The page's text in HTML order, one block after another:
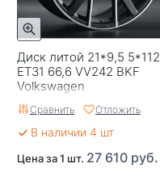
Диск литой 21*9,5 5*112
ET31 66,6 VV242 BKF
Volkswagen
Сравнить Отложить
В наличии 4 шт
Цена за 1 шт. 27 610 руб.